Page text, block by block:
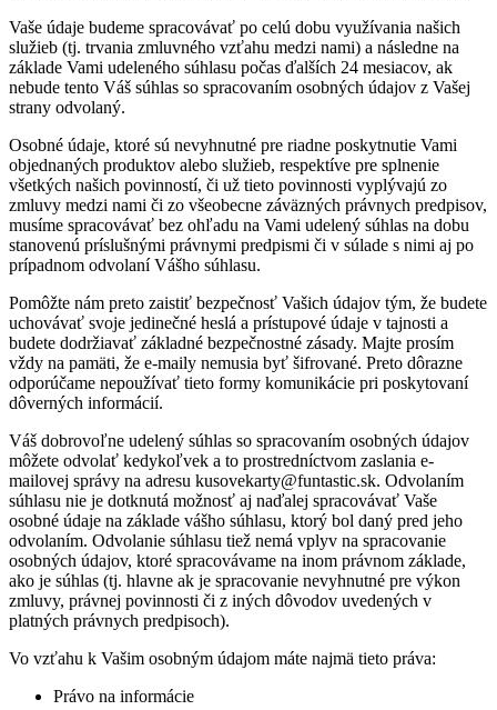
Vaše údaje budeme spracovávať po celú dobu využívania našich
služieb (tj. trvania zmluvného vzťahu medzi nami) a následne na
základe Vami udeleného súhlasu počas ďalších 24 mesiacov, ak
nebude tento Váš súhlas so spracovaním osobných údajov z Vašej
strany odvolaný.
Osobné údaje, ktoré sú nevyhnutné pre riadne poskytnutie Vami
objednaných produktov alebo služieb, respektíve pre splnenie
všetkých našich povinností, či už tieto povinnosti vyplývajú zo
zmluvy medzi nami či zo všeobecne záväzných právnych predpisov,
musíme spracovávať bez ohľadu na Vami udelený súhlas na dobu
stanovenú príslušnými právnymi predpismi či v súlade s nimi aj po
prípadnom odvolaní Vášho súhlasu.
Pomôžte nám preto zaistiť bezpečnosť Vašich údajov tým, že budete
uchovávať svoje jedinečné heslá a prístupové údaje v tajnosti a
budete dodržiavať základné bezpečnostné zásady. Majte prosím
vždy na pamäti, že e-maily nemusia byť šifrované. Preto dôrazne
odporúčame nepoužívať tieto formy komunikácie pri poskytovaní
dôverných informácií.
Váš dobrovoľne udelený súhlas so spracovaním osobných údajov
môžete odvolať kedykoľvek a to prostredníctvom zaslania e-
mailovej správy na adresu kusovekarty@funtastic.sk. Odvolaním
súhlasu nie je dotknutá možnosť aj naďalej spracovávať Vaše
osobné údaje na základe vášho súhlasu, ktorý bol daný pred jeho
odvolaním. Odvolanie súhlasu tiež nemá vplyv na spracovanie
osobných údajov, ktoré spracovávame na inom právnom základe,
ako je súhlas (tj. hlavne ak je spracovanie nevyhnutné pre výkon
zmluvy, právnej povinnosti či z iných dôvodov uvedených v
platných právnych predpisoch).
Vo vzťahu k Vašim osobným údajom máte najmä tieto práva:
Právo na informácie